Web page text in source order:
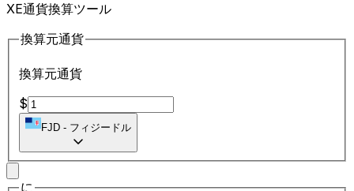
XE通貨換算ツール
換算元通貨
換算元通貨
$
FJD - フィジードル
に